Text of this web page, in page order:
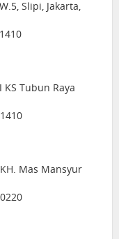
Slipi, Jakarta,
KS Tubun Raya
Mas Mansyur